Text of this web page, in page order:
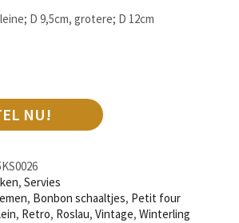
D 9,5cm, grotere; D 12cm
NU!
, Servies
, Bonbon schaaltjes, Petit four
, Retro, Roslau, Vintage, Winterling